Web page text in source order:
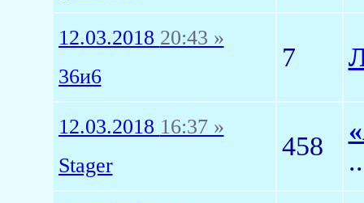
12.03.2018 20:43 »
36и6
7
12.03.2018 16:37 »
Stager
458